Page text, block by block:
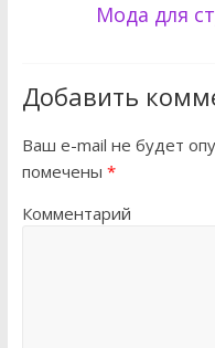
Мода для
Добавить
Ваш e-mail не будет
помечены *
Комментарий